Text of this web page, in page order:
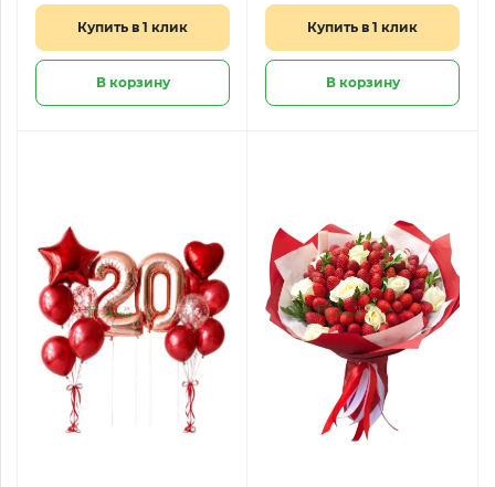
Купить в 1 клик
В корзину
«Шоколадная вуаль»
Купить в 1 клик
В корзину